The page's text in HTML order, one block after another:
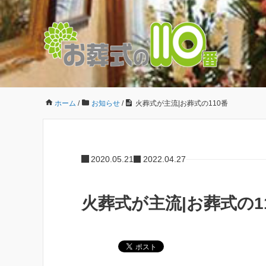
ホーム / お知らせ / 火葬式が主流|お葬式の110番
2020.05.21 2022.04.27
火葬式が主流|お葬式の